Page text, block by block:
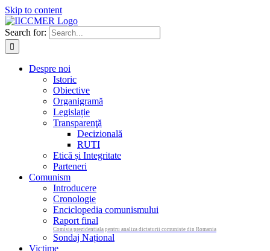
Skip to content
Search for:
Despre noi
Istoric
Obiective
Organigramă
Legislație
Transparenţă
Decizională
RUTI
Etică și Integritate
Parteneri
Comunism
Introducere
Cronologie
Enciclopedia comunismului
Raport final
Comisia prezidentiala pentru analiza dictaturii comuniste din Romania
Sondaj Național
Victime